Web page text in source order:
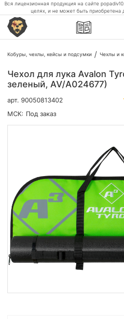
Вся лицензионная продукция на сайте
целях, и не может быть приобретена
Кобуры, чехлы, кейсы и подсумки Чехлы и
Чехол для лука Avalon
зеленый, AV/A024677)
арт. 90050813402
МСК: Под заказ